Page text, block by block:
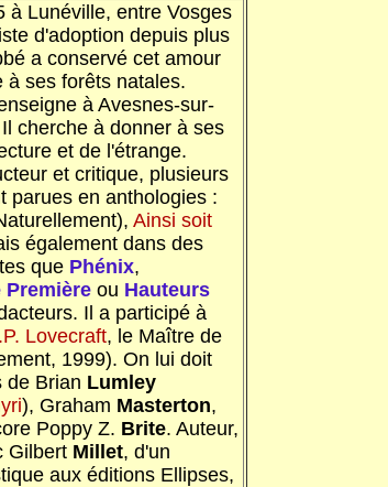
à Lunéville, entre Vosges
d'adoption depuis plus
a conservé cet amour
à ses forêts natales.
à Avesnes-sur-
cherche à donner à ses
et de l'étrange.
et critique, plusieurs
parues en anthologies :
Ainsi soit
également dans des
que Phénix,
Première ou Hauteurs
Il a participé à
Lovecraft, le Maître de
1999). On lui doit
de Brian Lumley
), Graham Masterton,
Poppy Z. Brite. Auteur,
Gilbert Millet, d'un
aux éditions Ellipses,